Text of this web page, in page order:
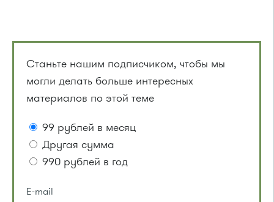
Станьте нашим подписчиком, чтобы мы
могли делать больше интересных
материалов по этой теме
99 рублей в месяц
Другая сумма
990 рублей в год
E-mail